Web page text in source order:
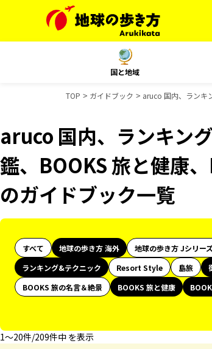
国と地域
TOP ガイドブック aruco 国内、ランキ
aruco 国内、ランキン
鑑、BOOKS 旅と健康
のガイドブック一覧
すべて 地球の歩き方 海外 地球の歩き方 Jシリーズ
ランキング&テクニック
Resort Style 島旅
BOOKS 旅の名言＆絶景
BOOKS 旅と健康
1〜20件/209件中 を表示